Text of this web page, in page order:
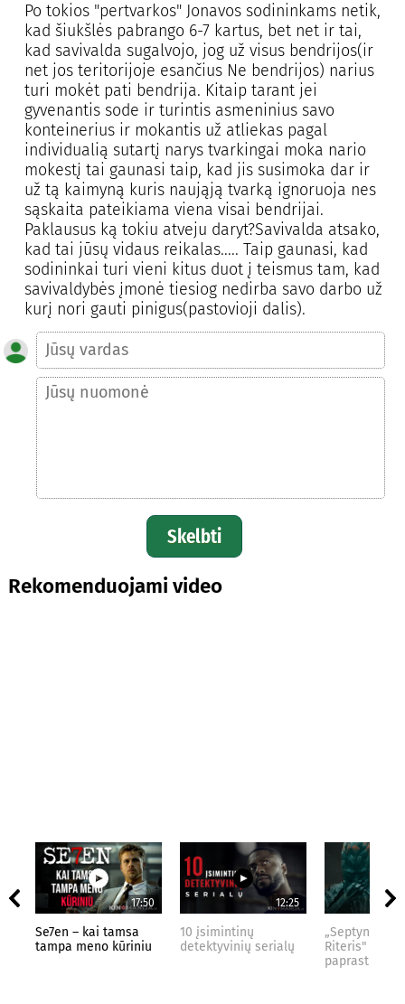
Po tokios "pertvarkos" Jonavos sodininkams netik,
kad šiukšlės pabrango 6-7 kartus, bet net ir tai,
kad savivalda sugalvojo, jog už visus bendrijos(ir
net jos teritorijoje esančius Ne bendrijos) narius
turi mokėt pati bendrija. Kitaip tarant jei
gyvenantis sode ir turintis asmeninius savo
konteinerius ir mokantis už atliekas pagal
individualią sutartį narys tvarkingai moka nario
mokestį tai gaunasi taip, kad jis susimoka dar ir
už tą kaimyną kuris naująją tvarką ignoruoja nes
sąskaita pateikiama viena visai bendrijai.
Paklausus ką tokiu atveju daryt?Savivalda atsako,
kad tai jūsų vidaus reikalas..... Taip gaunasi, kad
sodininkai turi vieni kitus duot į teismus tam, kad
savivaldybės įmonė tiesiog nedirba savo darbo už
kurį nori gauti pinigus(pastovioji dalis).
Skelbti
Rekomenduojami video
17:50
Se7en – kai tamsa
tampa meno kūriniu
12:25
10 įsimintinų
detektyvinių serialų
„Septynių
Riteris" – kai
paprastumas